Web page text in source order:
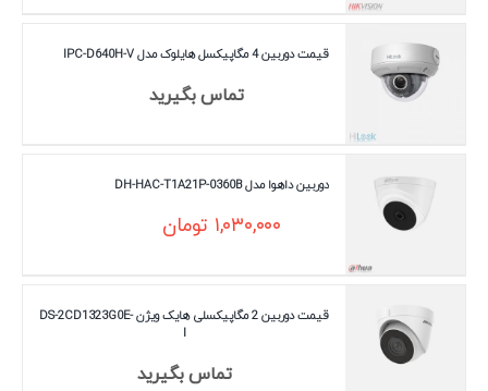
قیمت دوربین 4 مگاپیکسل هایلوک مدل IPC-D640H-V
تماس بگیرید
دوربین داهوا مدل DH-HAC-T1A21P-0360B
۱,۰۳۰,۰۰۰ تومان
قیمت دوربین 2 مگاپیکسلی هایک ویژن DS-2CD1323G0E-
I
تماس بگیرید